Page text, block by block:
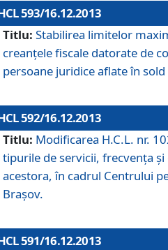
593/16.12.2013
Titlu: Stabilirea limitelor
creanţele fiscale datorate de
persoane juridice aflate în
592/16.12.2013
Titlu: Modificarea H.C.L. nr.
tipurile de servicii, frecvenţa
acestora, în cadrul Centrului
Braşov.
591/16.12.2013